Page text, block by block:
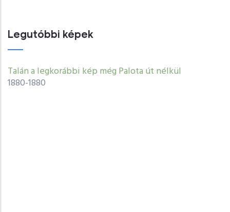
Legutóbbi képek
Talán a legkorábbi kép még Palota út nélkül
1880-1880